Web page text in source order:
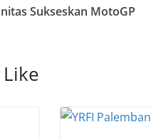
Sukseskan MotoGP